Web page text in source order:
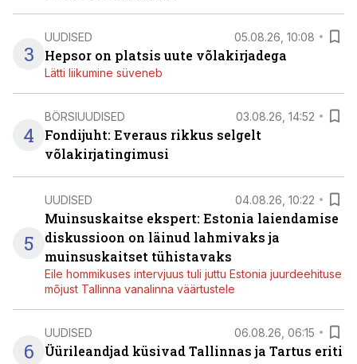
3
UUDISED 05.08.26, 10:08
Hepsor on platsis uute võlakirjadega
Lätti liikumine süveneb
4
BÖRSIUUDISED 03.08.26, 14:52
Fondijuht: Everaus rikkus selgelt
võlakirjatingimusi
5
UUDISED 04.08.26, 10:22
Muinsuskaitse ekspert: Estonia laiendamise
diskussioon on läinud lahmivaks ja
muinsuskaitset tühistavaks
Eile hommikuses intervjuus tuli juttu Estonia juurdeehituse
mõjust Tallinna vanalinna väärtustele
6
UUDISED 06.08.26, 06:15
Üürileandjad küsivad Tallinnas ja Tartus eriti